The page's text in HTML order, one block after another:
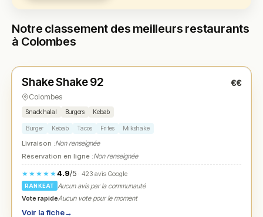
Notre classement des meilleurs restaurants
à Colombes
★ N° 1
Shake Shake 92 €€
Colombes
Snack halal Burgers Kebab
Burger Kebab Tacos Frites Milkshake
Livraison :Non renseignée
Réservation en ligne :Non renseignée
★★★★★4.9/5· 423 avis Google
RANKEAT
Aucun avis par la communauté
Vote rapideAucun vote pour le moment
Voir la fiche→